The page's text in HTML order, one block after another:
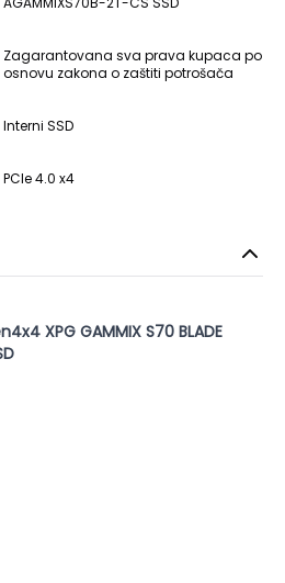
Zagarantovana sva prava kupaca po
osnovu zakona o zaštiti potrošača
Interni SSD
PCIe 4.0 x4
XPG GAMMIX S70 BLADE